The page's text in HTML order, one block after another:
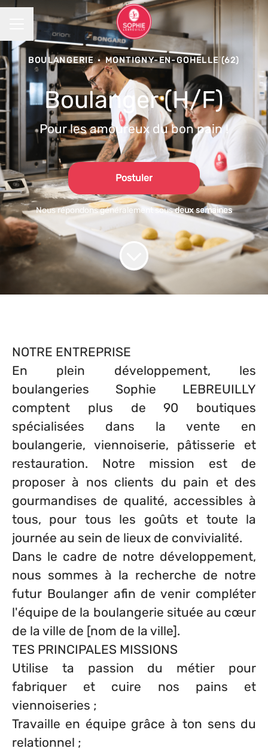
MENU CARRIÈRE
BOULANGERIE · MONTIGNY-EN-GOHELLE (62)
Boulanger (H/F)
Pour les amoureux du bon pain !
Postuler
Nous répondons généralement sousdeux semaines
NOTRE ENTREPRISE
En plein développement, les
boulangeries Sophie LEBREUILLY
comptent plus de 90 boutiques
spécialisées dans la vente en
boulangerie, viennoiserie, pâtisserie et
restauration. Notre mission est de
proposer à nos clients du pain et des
gourmandises de qualité, accessibles à
tous, pour tous les goûts et toute la
journée au sein de lieux de convivialité.
Dans le cadre de notre développement,
nous sommes à la recherche de notre
futur Boulanger afin de venir compléter
l'équipe de la boulangerie située au cœur
de la ville de [nom de la ville].
TES PRINCIPALES MISSIONS
Utilise ta passion du métier pour
fabriquer et cuire nos pains et
viennoiseries ;
Travaille en équipe grâce à ton sens du
relationnel ;